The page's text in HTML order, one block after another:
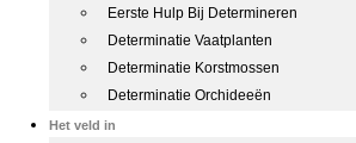
Eerste Hulp Bij Determineren
Determinatie Vaatplanten
Determinatie Korstmossen
Determinatie Orchideeën
Het veld in